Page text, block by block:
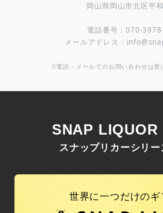
岡山県岡山市北区平
電話番号：070-
メールアドレス：
※電話・メールでのお問い合わせは受
SNAP LIQUOR
スナップリカーシリ
世界に一つだけのギ